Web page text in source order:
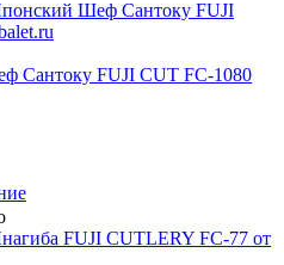
Сантоку FUJI CUT FC-1080